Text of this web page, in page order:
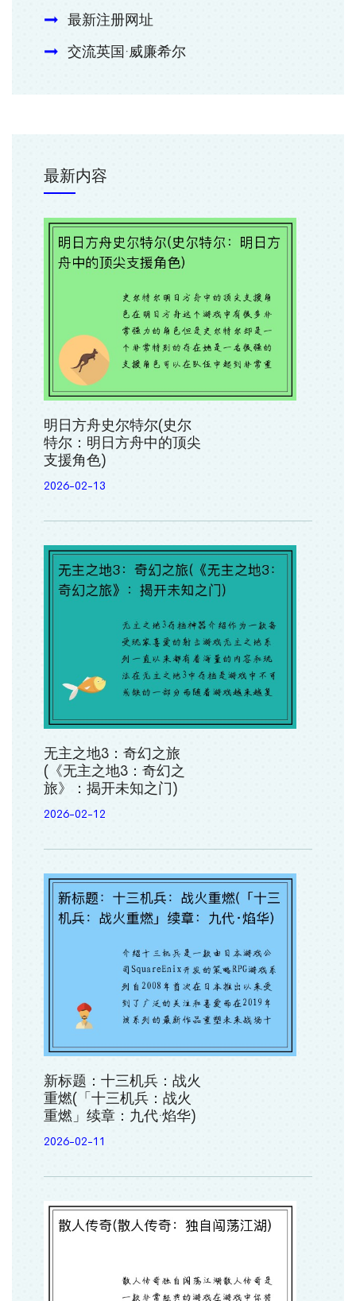
最新注册网址
交流英国·威廉希尔
最新内容
明日方舟史尔特尔(史尔
特尔：明日方舟中的顶尖
支援角色)
2026-02-13
无主之地3：奇幻之旅
(《无主之地3：奇幻之
旅》：揭开未知之门)
2026-02-12
新标题：十三机兵：战火
重燃(「十三机兵：战火
重燃」续章：九代·焰华)
2026-02-11